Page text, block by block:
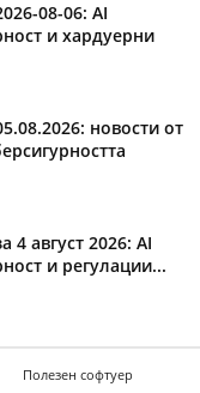
08-06: AI
и хардуерни
новости от
4 август 2026: AI
и регулации...
Полезен софтуер